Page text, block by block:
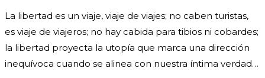
La libertad es un viaje, viaje de viajes; no caben turistas,
es viaje de viajeros; no hay cabida para tibios ni cobardes;
la libertad proyecta la utopía que marca una dirección
inequívoca cuando se alinea con nuestra íntima verdad…